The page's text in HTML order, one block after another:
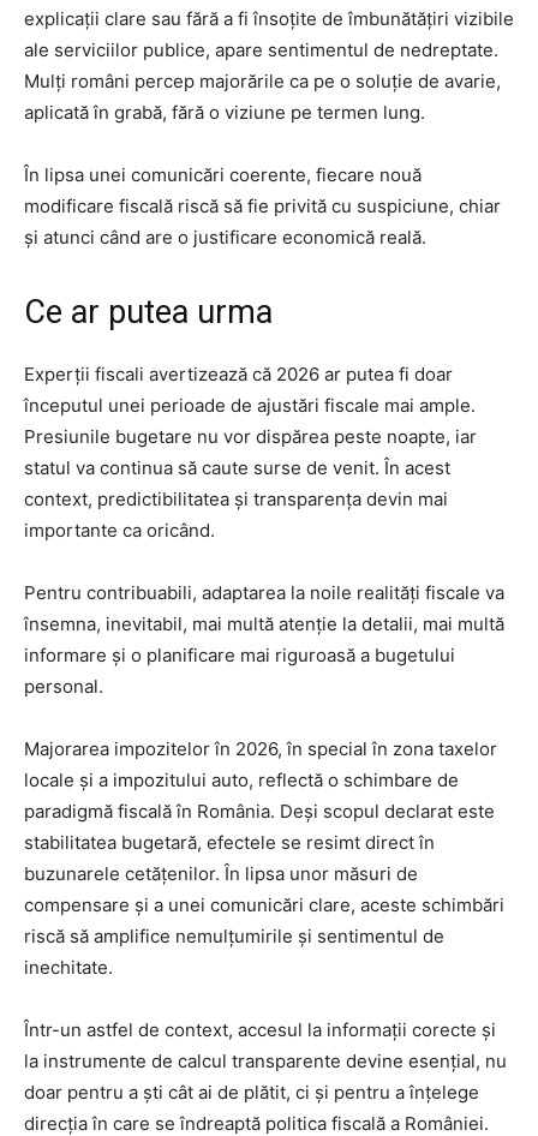
explicații clare sau fără a fi însoțite de îmbunătățiri vizibile
ale serviciilor publice, apare sentimentul de nedreptate.
Mulți români percep majorările ca pe o soluție de avarie,
aplicată în grabă, fără o viziune pe termen lung.
În lipsa unei comunicări coerente, fiecare nouă
modificare fiscală riscă să fie privită cu suspiciune, chiar
și atunci când are o justificare economică reală.
Ce ar putea urma
Experții fiscali avertizează că 2026 ar putea fi doar
începutul unei perioade de ajustări fiscale mai ample.
Presiunile bugetare nu vor dispărea peste noapte, iar
statul va continua să caute surse de venit. În acest
context, predictibilitatea și transparența devin mai
importante ca oricând.
Pentru contribuabili, adaptarea la noile realități fiscale va
însemna, inevitabil, mai multă atenție la detalii, mai multă
informare și o planificare mai riguroasă a bugetului
personal.
Majorarea impozitelor în 2026, în special în zona taxelor
locale și a impozitului auto, reflectă o schimbare de
paradigmă fiscală în România. Deși scopul declarat este
stabilitatea bugetară, efectele se resimt direct în
buzunarele cetățenilor. În lipsa unor măsuri de
compensare și a unei comunicări clare, aceste schimbări
riscă să amplifice nemulțumirile și sentimentul de
inechitate.
Într-un astfel de context, accesul la informații corecte și
la instrumente de calcul transparente devine esențial, nu
doar pentru a ști cât ai de plătit, ci și pentru a înțelege
direcția în care se îndreaptă politica fiscală a României.